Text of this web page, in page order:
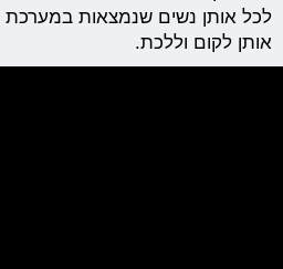
לכל אותן נשים שנמצאות במערכת
אותן לקום וללכת.